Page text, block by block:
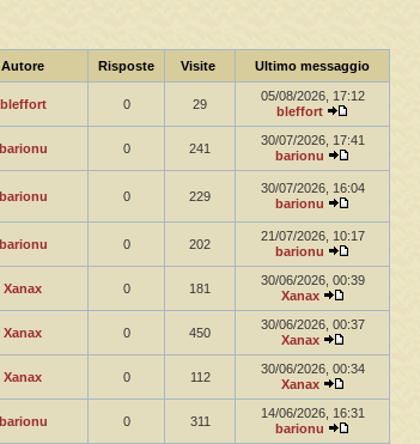
Autore Risposte Visite Ultimo messaggio
bleffort 0 29
05/08/2026, 17:12
bleffort
barionu 0 241
30/07/2026, 17:41
barionu
barionu 0 229
30/07/2026, 16:04
barionu
barionu 0 202
21/07/2026, 10:17
barionu
Xanax 0 181
30/06/2026, 00:39
Xanax
Xanax 0 450
30/06/2026, 00:37
Xanax
Xanax 0 112
30/06/2026, 00:34
Xanax
barionu 0 311
14/06/2026, 16:31
barionu